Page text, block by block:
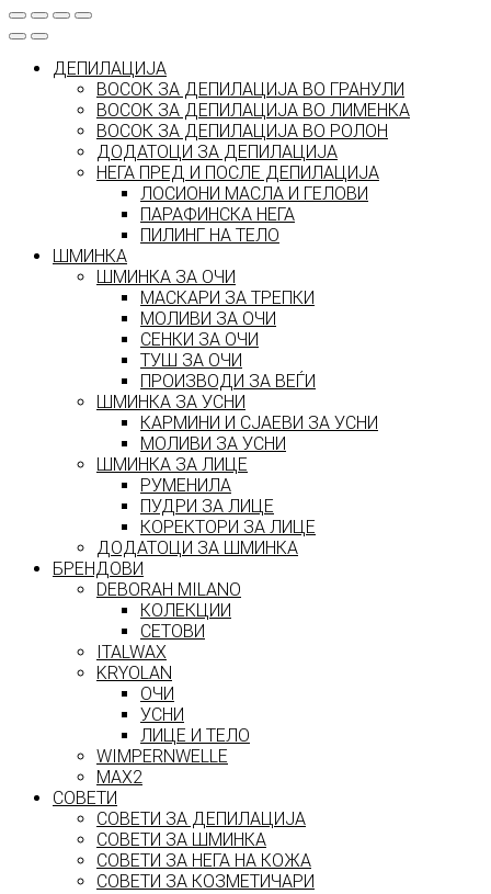
ДЕПИЛАЦИЈА
ВОСОК ЗА ДЕПИЛАЦИЈА ВО ГРАНУЛИ
ВОСОК ЗА ДЕПИЛАЦИЈА ВО ЛИМЕНКА
ВОСОК ЗА ДЕПИЛАЦИЈА ВО РОЛОН
ДОДАТОЦИ ЗА ДЕПИЛАЦИЈА
НЕГА ПРЕД И ПОСЛЕ ДЕПИЛАЦИЈА
ЛОСИОНИ МАСЛА И ГЕЛОВИ
ПАРАФИНСКА НЕГА
ПИЛИНГ НА ТЕЛО
ШМИНКА
ШМИНКА ЗА ОЧИ
МАСКАРИ ЗА ТРЕПКИ
МОЛИВИ ЗА ОЧИ
СЕНКИ ЗА ОЧИ
ТУШ ЗА ОЧИ
ПРОИЗВОДИ ЗА ВЕЃИ
ШМИНКА ЗА УСНИ
КАРМИНИ И СЈАЕВИ ЗА УСНИ
МОЛИВИ ЗА УСНИ
ШМИНКА ЗА ЛИЦЕ
РУМЕНИЛА
ПУДРИ ЗА ЛИЦЕ
КОРЕКТОРИ ЗА ЛИЦЕ
ДОДАТОЦИ ЗА ШМИНКА
БРЕНДОВИ
DEBORAH MILANO
КОЛЕКЦИИ
СЕТОВИ
ITALWAX
KRYOLAN
ОЧИ
УСНИ
ЛИЦЕ И ТЕЛО
WIMPERNWELLE
MAX2
СОВЕТИ
СОВЕТИ ЗА ДЕПИЛАЦИЈА
СОВЕТИ ЗА ШМИНКА
СОВЕТИ ЗА НЕГА НА КОЖА
СОВЕТИ ЗА КОЗМЕТИЧАРИ